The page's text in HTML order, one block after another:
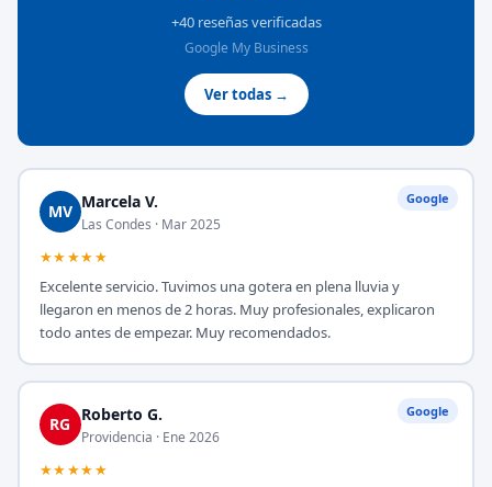
+40 reseñas verificadas
Google My Business
Ver todas →
Google
MV Marcela V.
Las Condes · Mar 2025
★★★★★
Excelente servicio. Tuvimos una gotera en plena lluvia y
llegaron en menos de 2 horas. Muy profesionales, explicaron
todo antes de empezar. Muy recomendados.
Google
RG Roberto G.
Providencia · Ene 2026
★★★★★